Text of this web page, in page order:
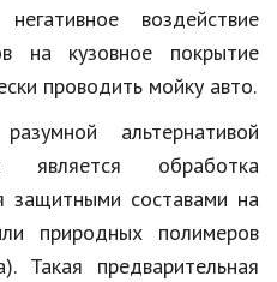
воздействие
на кузовное покрытие
проводить мойку авто.
альтернативой
является обработка
защитными составами на
природных полимеров
Такая предварительная